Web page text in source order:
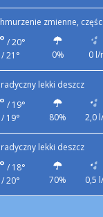
zmienne,
/ 20°
21°
0% 0 l/
lekki deszcz
/ 19°
19°
80% 2,0
lekki deszcz
/ 18°
20°
70% 0,5